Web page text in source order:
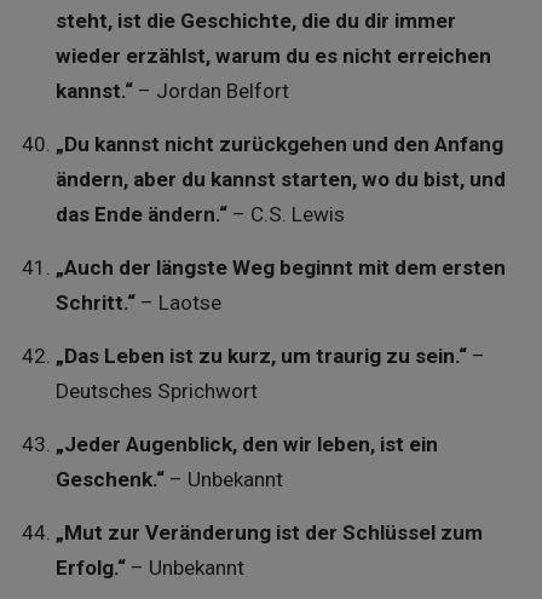
steht, ist die Geschichte, die du dir immer
wieder erzählst, warum du es nicht erreichen
kannst.“– Jordan Belfort
„Du kannst nicht zurückgehen und den Anfang
ändern, aber du kannst starten, wo du bist, und
das Ende ändern.“– C.S. Lewis
„Auch der längste Weg beginnt mit dem ersten
Schritt.“– Laotse
„Das Leben ist zu kurz, um traurig zu sein.“–
Deutsches Sprichwort
„Jeder Augenblick, den wir leben, ist ein
Geschenk.“– Unbekannt
„Mut zur Veränderung ist der Schlüssel zum
Erfolg.“– Unbekannt